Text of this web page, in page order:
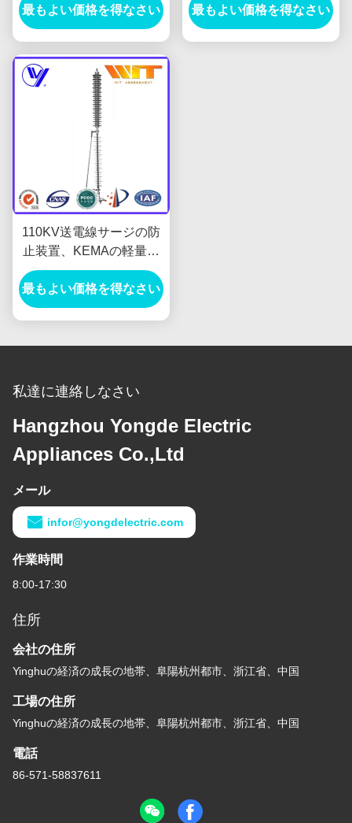
ジArreste
最もよい価格を得なさい
高圧
最もよい価格を得なさい
110KV送電線サージの防
止装置、KEMAの軽量の
避雷器
最もよい価格を得なさい
私達に連絡しなさい
Hangzhou Yongde Electric
Appliances Co.,Ltd
メール
infor@yongdelectric.com
作業時間
8:00-17:30
住所
会社の住所
Yinghuの経済の成長の地帯、阜陽杭州都市、浙江省、中国
工場の住所
Yinghuの経済の成長の地帯、阜陽杭州都市、浙江省、中国
電話
86-571-58837611